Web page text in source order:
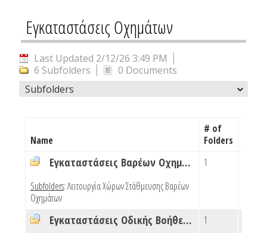
Εγκαταστάσεις Οχημάτων
Last Updated 2/12/26 3:49 PM
6 Subfolders
0 Documents
Subfolders
Name
# of
Folders
Εγκαταστάσεις Βαρέων Οχημάτων
Subfolders:Λειτουργία Χώρων Στάθμευσης Βαρέων
Οχημάτων
1
Εγκαταστάσεις Οδικής Βοήθειας 1